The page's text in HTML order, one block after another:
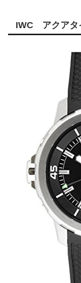
IWC アクアタ